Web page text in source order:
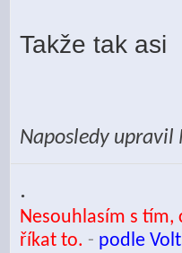
Takže tak asi
Naposledy
.
Nesouhlasím s
říkat to. - podle